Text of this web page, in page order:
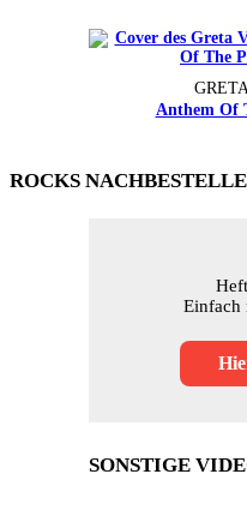
Anthem Of
ROCKS
Einfach
SONSTIGE